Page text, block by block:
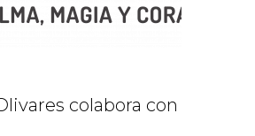
colabora con